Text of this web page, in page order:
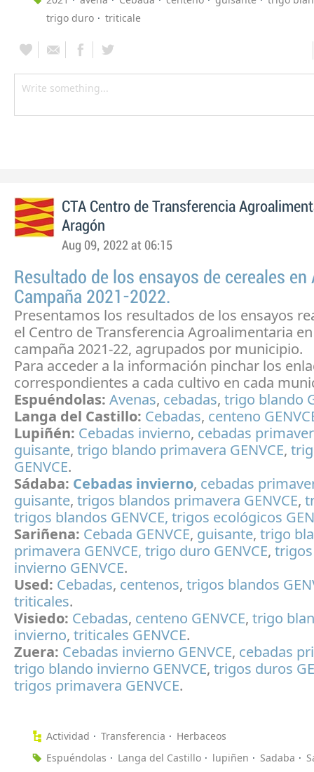
trigo duro
triticale
CTA Centro de Transferencia
Aragón
Aug 09, 2022 at 06:15
Resultado de los ensayos de cereales en
Campaña 2021-2022.
Presentamos los resultados de los ensayos
el Centro de Transferencia Agroalimentaria
campaña 2021-22, agrupados por municipio.
Para acceder a la información pinchar los
correspondientes a cada cultivo en cada
Espuéndolas: Avenas, cebadas, trigo blando
Langa del Castillo: Cebadas, centeno
Lupiñén: Cebadas invierno, cebadas
guisante, trigo blando primavera GENVCE,
GENVCE.
Sádaba: Cebadas invierno, cebadas
guisante, trigos blandos primavera GENVCE,
trigos blandos GENVCE, trigos ecológicos
Sariñena: Cebada GENVCE, guisante, trigo
primavera GENVCE, trigo duro GENVCE,
invierno GENVCE.
Used: Cebadas, centenos, trigos blandos
triticales.
Visiedo: Cebadas, centeno GENVCE, trigo
invierno, triticales GENVCE.
Zuera: Cebadas invierno GENVCE, cebadas
trigo blando invierno GENVCE, trigos duros
trigos primavera GENVCE.
Actividad Transferencia
Herbaceos
Espuéndolas
Langa del Castillo lupiñen Sadaba